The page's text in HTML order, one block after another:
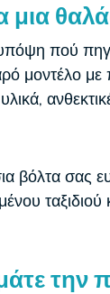
μια
πού
μοντέλο
βόλτα σας
ταξιδιού
την